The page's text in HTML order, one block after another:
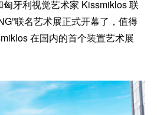
牙利视觉艺术家 Kissmiklos 联
联名艺术展正式开幕了，值得
在国内的首个装置艺术展